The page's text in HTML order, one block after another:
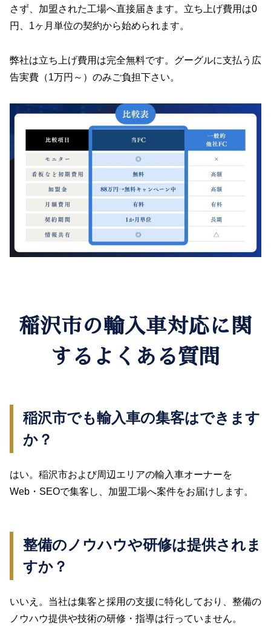
さず、加盟された工場へ直接届きます。立ち上げ費用は0
円、1ヶ月単位の契約から始められます。
弊社は立ち上げ費用は完全無料です。グーグルに支払う広
告実費（1万円～）のみご負担下さい。
稲沢市の輸入車対応に関
するよくある質問
稲沢市でも輸入車の集客はできます
か？
はい。稲沢市および周辺エリアの輸入車オーナーを
Web・SEOで集客し、加盟工場へ案件をお届けします。
整備のノウハウや研修は提供されま
すか？
いいえ。当社は集客と採用の支援に特化しており、整備の
ノウハウ提供や技術の研修・指導は行っていません。